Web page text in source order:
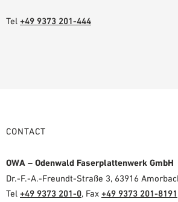
Tel +49 9373 201-444
CONTACT
OWA – Odenwald Faserplattenwerk GmbH
Dr.-F.-A.-Freundt-Straße 3, 63916
Tel +49 9373 201-0, Fax +49 9373 201-8191